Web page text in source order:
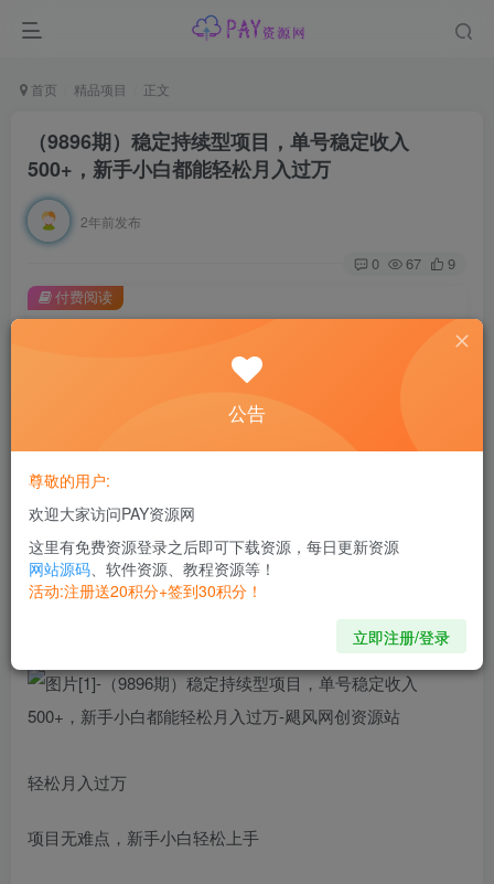
首页 精品项目 正文
（9896期）稳定持续型项目，单号稳定收入
500+，新手小白都能轻松月入过万
2年前发布
0 67 9
此内容为付费阅读，请付费后查看
会员专属资源
黄金会员免费 钻石会员免费
付费阅读
I am the luckiest person in the world.
轻松月入过万
项目无难点，新手小白轻松上手
公告
尊敬的用户:
欢迎大家访问PAY资源网
这里有免费资源登录之后即可下载资源，每日更新资源
网站源码、软件资源、教程资源等！
活动:注册送20积分+签到30积分！
立即注册/登录